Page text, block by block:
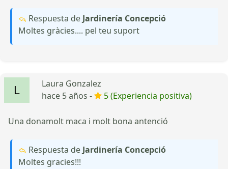
Respuesta de Jardinería Concepció
Moltes gràcies.... pel teu suport
Laura Gonzalez
hace 5 años -
5 (Experiencia positiva)
Una donamolt maca i molt bona antenció
Respuesta de Jardinería Concepció
Moltes gracies!!!